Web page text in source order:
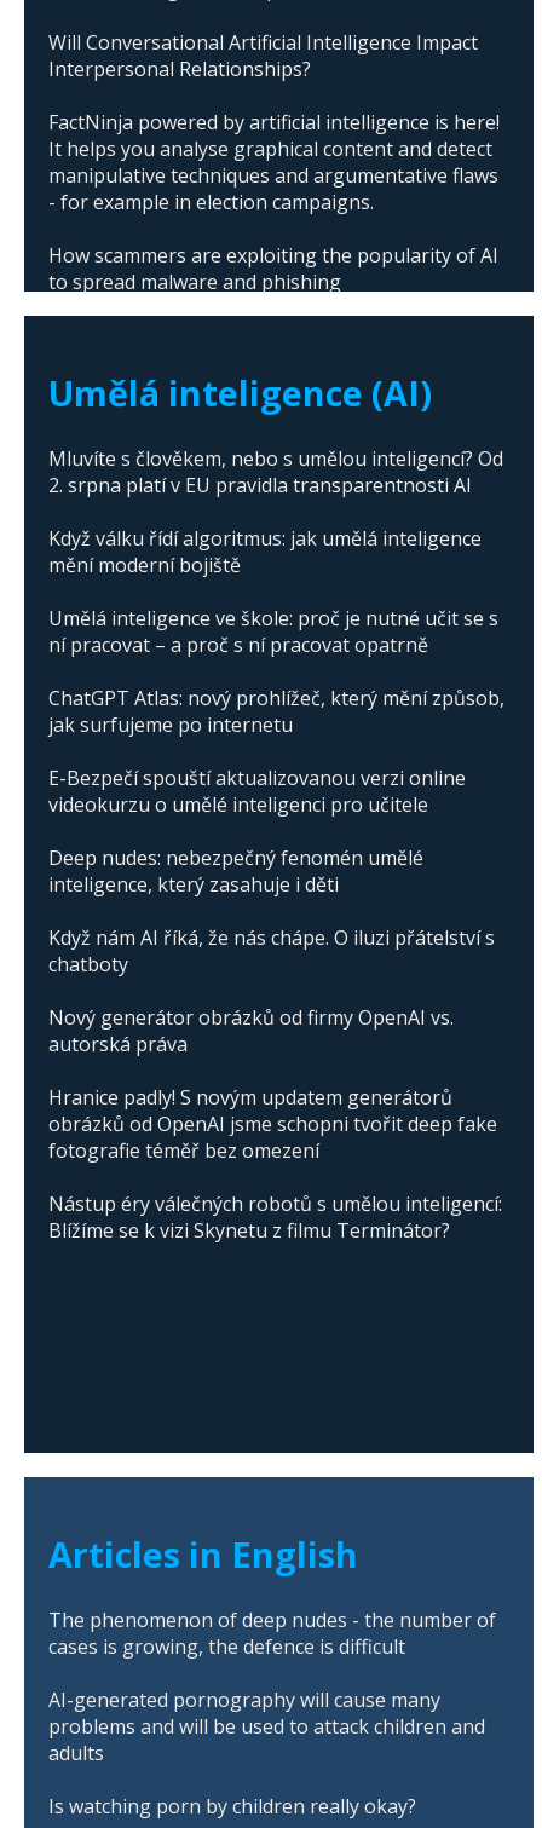
Will Conversational Artificial Intelligence Impact
Interpersonal Relationships?
FactNinja powered by artificial intelligence is here!
It helps you analyse graphical content and detect
manipulative techniques and argumentative flaws
- for example in election campaigns.
How scammers are exploiting the popularity of AI
to spread malware and phishing
Umělá inteligence (AI)
Mluvíte s člověkem, nebo s umělou inteligencí? Od
2. srpna platí v EU pravidla transparentnosti AI
Když válku řídí algoritmus: jak umělá inteligence
mění moderní bojiště
Umělá inteligence ve škole: proč je nutné učit se s
ní pracovat – a proč s ní pracovat opatrně
ChatGPT Atlas: nový prohlížeč, který mění způsob,
jak surfujeme po internetu
E-Bezpečí spouští aktualizovanou verzi online
videokurzu o umělé inteligenci pro učitele
Deep nudes: nebezpečný fenomén umělé
inteligence, který zasahuje i děti
Když nám AI říká, že nás chápe. O iluzi přátelství s
chatboty
Nový generátor obrázků od firmy OpenAI vs.
autorská práva
Hranice padly! S novým updatem generátorů
obrázků od OpenAI jsme schopni tvořit deep fake
fotografie téměř bez omezení
Nástup éry válečných robotů s umělou inteligencí:
Blížíme se k vizi Skynetu z filmu Terminátor?
Articles in English
The phenomenon of deep nudes - the number of
cases is growing, the defence is difficult
AI-generated pornography will cause many
problems and will be used to attack children and
adults
Is watching porn by children really okay?